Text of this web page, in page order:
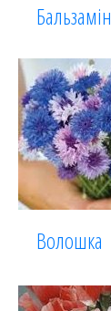
Бальзамін
Волошка